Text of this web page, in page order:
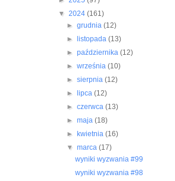
▼ 2024 (161)
► grudnia (12)
►
listopada (13)
► października (12)
► września (10)
► sierpnia (12)
►
lipca (12)
► czerwca (13)
► maja (18)
►
kwietnia (16)
▼ marca (17)
wyniki wyzwania #99
wyniki wyzwania #98